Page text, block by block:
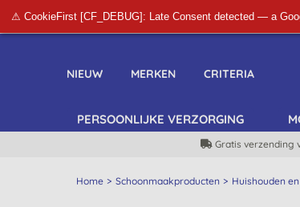
⚠ CookieFirst [CF_DEBUG]: Late Consent detected — a
NIEUW MERKEN CRITERIA
PERSOONLIJKE VERZORGING
Gratis verzending
Home Schoonmaakproducten Huishouden